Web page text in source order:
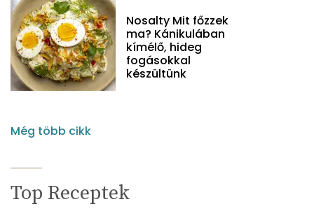
Nosalty Mit főzzek
ma? Kánikulában
kímélő, hideg
fogásokkal
készültünk
Még több cikk
Top Receptek